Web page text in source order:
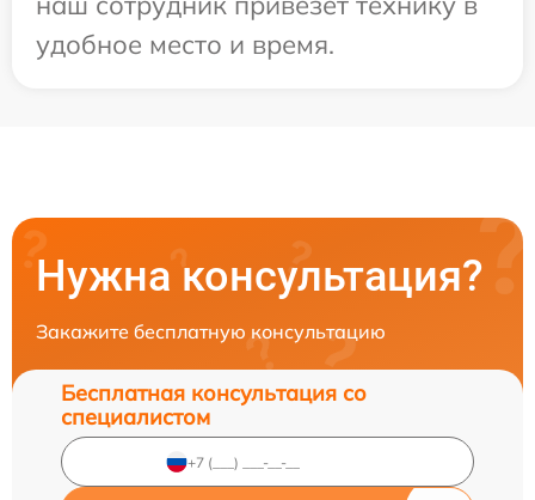
удобное место и время.
Нужна консультация?
Закажите бесплатную консультацию
Бесплатная консультация со
специалистом